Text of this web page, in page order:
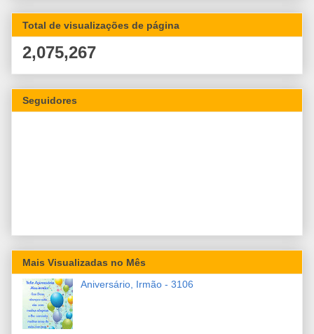
Total de visualizações de página
2,075,267
Seguidores
Mais Visualizadas no Mês
Aniversário, Irmão - 3106